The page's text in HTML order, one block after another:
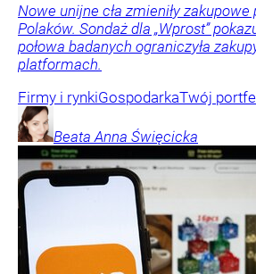
Nowe unijne cła zmieniły
Polaków. Sondaż dla „Wprost”
połowa badanych ograniczyła
platformach.
Firmy i rynkiGospodarkaTwój
Beata Anna Święcicka